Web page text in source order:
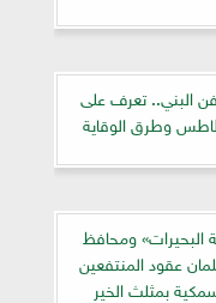
البني.. تعرف على
وطرق الوقاية
البحيرات» ومحافظ
عقود المنتفعين
بمثلث الخير